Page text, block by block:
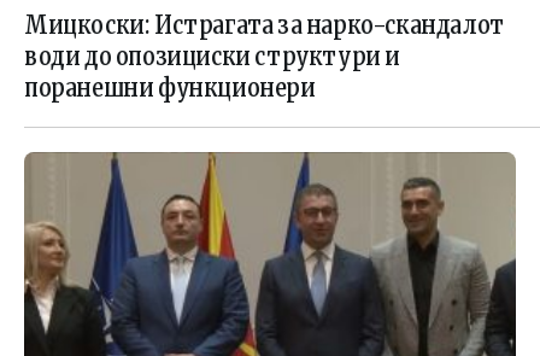
ИСТРАГАТА
Мицкоски: Истрагата за нарко-скандалот
води до опозициски структури и
поранешни функционери